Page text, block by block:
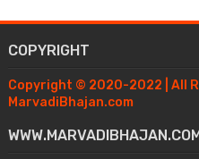
COPYRIGHT
Copyright © 2020-2022 | All
MarvadiBhajan.com